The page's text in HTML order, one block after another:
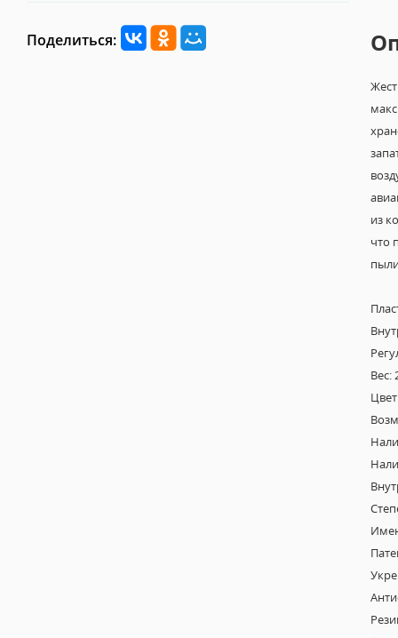
Поделиться:
из
что
Вес: